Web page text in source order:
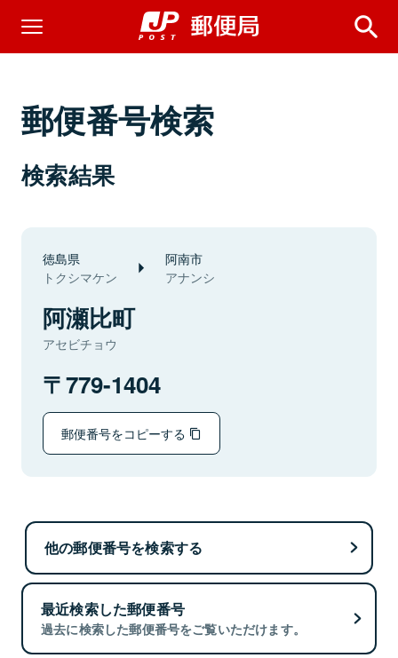
郵便番号検索
検索結果
徳島県
トクシマケン
阿南市
アナンシ
阿瀬比町
アセビチョウ
779-1404
郵便番号をコピーする
他の郵便番号を検索する
最近検索した郵便番号
過去に検索した郵便番号をご覧いただけます。